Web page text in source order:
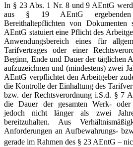
In § 23 Abs. 1 Nr. 8 und 9 AEntG
aus § 19 AEntG ergebenden
Bereithaltepflichten von
AEntG statuiert eine Pflicht des
Anwendungsbereich eines für
Tarifvertrages oder einer
Beginn, Ende und Dauer der täglichen
aufzuzeichnen und (mindestens) zwei
AEntG verpflichtet den Arbeitgeber
die Kontrolle der Einhaltung des
bzw. der Rechtsverordnung i.S.d. § 7
die Dauer der gesamten Werk- oder
jedoch nicht länger als zwei
bereitzuhalten. Aus
Anforderungen an Aufbewahrungs-
gerade im Rahmen des § 23 AEntG –